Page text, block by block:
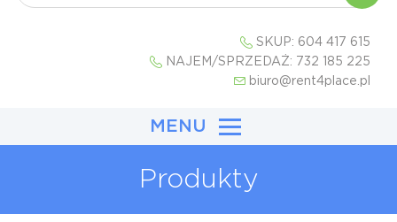
SKUP: 604 417 615
NAJEM/SPRZEDAŻ: 732 185 225
biuro@rent4place.pl
MENU
Produkty